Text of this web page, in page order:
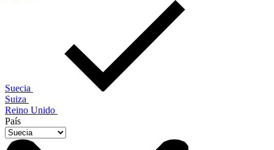
Suecia
Suiza
Reino Unido
País